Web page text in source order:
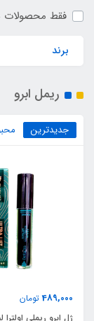
فقط محصولات
برند
ریمل ابرو
جدیدترین
489,000تومان
ژل ابرو ریملی